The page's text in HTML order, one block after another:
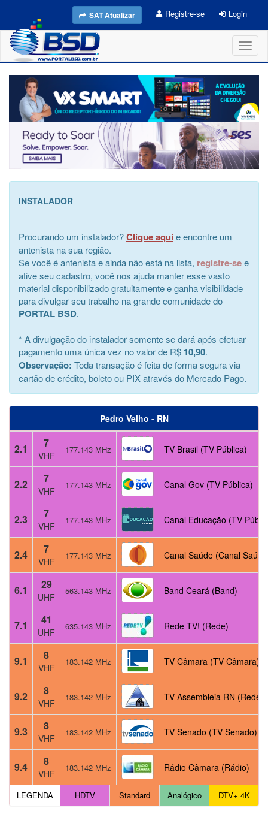
SAT Atualizar Registre-se Login
INSTALADOR
Procurando um instalador?Clique aqui e encontre um
antenista na sua região.
Se você é antenista e ainda não está na lista, registre-see
ative seu cadastro, você nos ajuda manter esse vasto
material disponibilizado gratuitamente e ganha visibilidade
para divulgar seu trabalho na grande comunidade do
PORTAL BSD.
* A divulgação do instalador somente se dará após efetuar
pagamento uma única vez no valor de R$ 10,90.
Observação: Toda transação é feita de forma segura via
cartão de crédito, boleto ou PIX através do Mercado Pago.
Pedro Velho - RN
2.1 7
VHF
177.143 MHz TV Brasil (TV Pública)
2.2 7
VHF
177.143 MHz Canal Gov (TV Pública)
2.3 7
VHF
177.143 MHz Canal Educação (TV
2.4 7
VHF
177.143 MHz Canal Saúde (Canal
6.1 29
UHF
563.143 MHz Band Ceará (Band)
7.1 41
UHF
635.143 MHz Rede TV! (Rede)
9.1 8
VHF
183.142 MHz TV Câmara (TV Câmara)
9.2 8
VHF
183.142 MHz TV Assembleia RN (Rede)
9.3 8
VHF
183.142 MHz TV Senado (TV Senado)
9.4 8
VHF
183.142 MHz Rádio Câmara (Rádio)
LEGENDA HDTV Standard Analógico DTV+ 4K